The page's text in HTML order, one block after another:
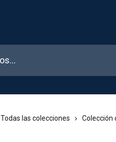
Todas las colecciones Colección